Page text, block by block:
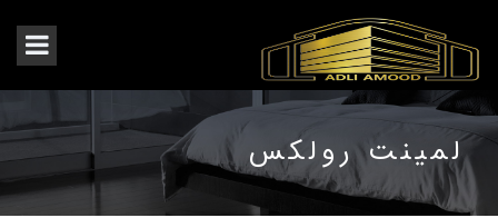
لمینت رولکس